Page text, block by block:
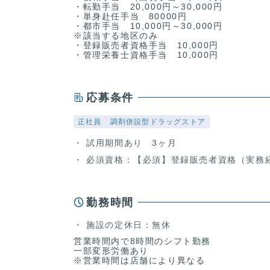
・転勤手当 20,000円～30,000円
・単身赴任手当 80000円
・都市手当 10,000円～30,000円
※該当する地区のみ
・登録販売者資格手当 10,000円
・管理栄養士資格手当 10,000円
応募条件
正社員 調剤併設型ドラッグストア
試用期間あり 3ヶ月
必須資格：【必須】登録販売者資格（実務
勤務時間
施設の定休日：無休
営業時間内で8時間のシフト勤務
一部変形労働あり
※営業時間は店舗により異なる